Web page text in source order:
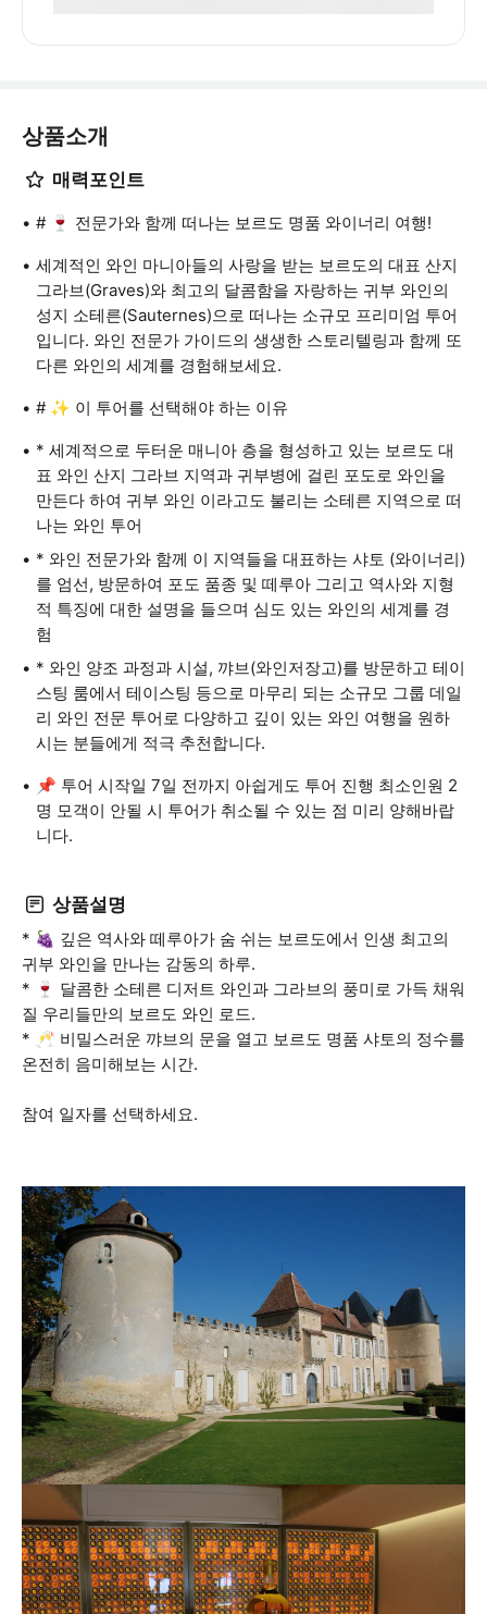
상품소개
매력포인트
# 🍷 전문가와 함께 떠나는 보르도 명품 와이너리 여행!
세계적인 와인 마니아들의 사랑을 받는 보르도의 대표 산지
그라브(Graves)와 최고의 달콤함을 자랑하는 귀부 와인의
성지 소테른(Sauternes)으로 떠나는 소규모 프리미엄 투어
입니다. 와인 전문가 가이드의 생생한 스토리텔링과 함께 또
다른 와인의 세계를 경험해보세요.
# ✨ 이 투어를 선택해야 하는 이유
* 세계적으로 두터운 매니아 층을 형성하고 있는 보르도 대
표 와인 산지 그라브 지역과 귀부병에 걸린 포도로 와인을
만든다 하여 귀부 와인 이라고도 불리는 소테른 지역으로 떠
나는 와인 투어
* 와인 전문가와 함께 이 지역들을 대표하는 샤토 (와이너리)
를 엄선, 방문하여 포도 품종 및 떼루아 그리고 역사와 지형
적 특징에 대한 설명을 들으며 심도 있는 와인의 세계를 경
험
* 와인 양조 과정과 시설, 꺄브(와인저장고)를 방문하고 테이
스팅 룸에서 테이스팅 등으로 마무리 되는 소규모 그룹 데일
리 와인 전문 투어로 다양하고 깊이 있는 와인 여행을 원하
시는 분들에게 적극 추천합니다.
📌 투어 시작일 7일 전까지 아쉽게도 투어 진행 최소인원 2
명 모객이 안될 시 투어가 취소될 수 있는 점 미리 양해바랍
니다.
상품설명
* 🍇 깊은 역사와 떼루아가 숨 쉬는 보르도에서 인생 최고의
귀부 와인을 만나는 감동의 하루.
* 🍷 달콤한 소테른 디저트 와인과 그라브의 풍미로 가득 채워
질 우리들만의 보르도 와인 로드.
* 🥂 비밀스러운 꺄브의 문을 열고 보르도 명품 샤토의 정수를
온전히 음미해보는 시간.
참여 일자를 선택하세요.